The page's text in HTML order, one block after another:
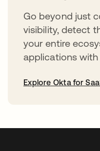
Go beyond just
visibility, detect
your entire
applications with
Explore Okta for